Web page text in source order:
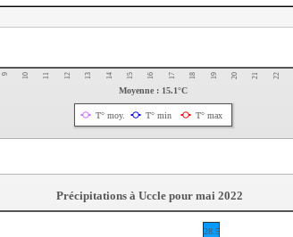
9 10 11 12 13 14 15 16 17 18 19 20 21 22
Moyenne : 15.1°C
T° moy. T° min T° max
28.5
Précipitations à Uccle pour mai 2022